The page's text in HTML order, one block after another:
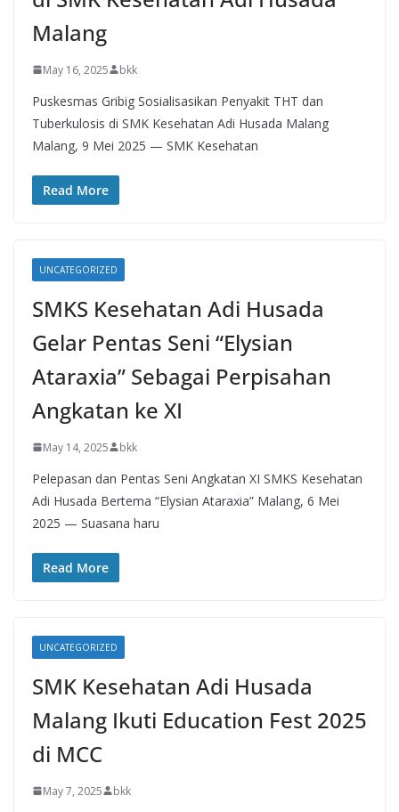
Malang
May 16, 2025 bkk
Puskesmas Gribig Sosialisasikan Penyakit THT dan
Tuberkulosis di SMK Kesehatan Adi Husada Malang
Malang, 9 Mei 2025 — SMK Kesehatan
Read More
UNCATEGORIZED
SMKS Kesehatan Adi Husada
Gelar Pentas Seni “Elysian
Ataraxia” Sebagai Perpisahan
Angkatan ke XI
May 14, 2025 bkk
Pelepasan dan Pentas Seni Angkatan XI SMKS Kesehatan
Adi Husada Bertema “Elysian Ataraxia” Malang, 6 Mei
2025 — Suasana haru
Read More
UNCATEGORIZED
SMK Kesehatan Adi Husada
Malang Ikuti Education Fest 2025
di MCC
May 7, 2025 bkk